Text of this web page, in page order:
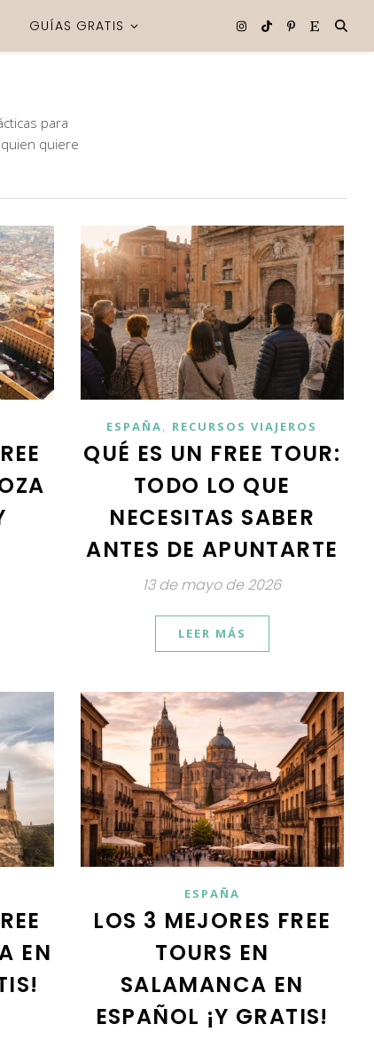
GUÍAS GRATIS
para
quiere
ESPAÑA, RECURSOS VIAJEROS
QUÉ ES UN FREE TOUR:
TODO LO QUE
NECESITAS SABER
ANTES DE APUNTARTE
13 de mayo de 2026
LEER MÁS
EN
ESPAÑA
LOS 3 MEJORES FREE
TOURS EN
SALAMANCA EN
ESPAÑOL ¡Y GRATIS!